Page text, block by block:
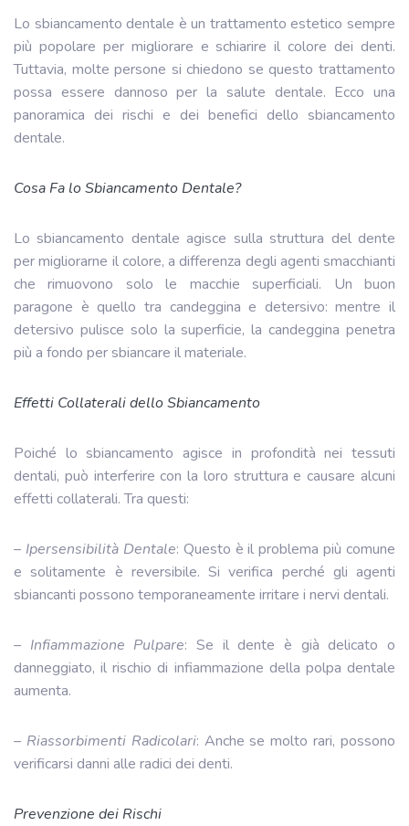
Lo sbiancamento dentale è un trattamento estetico sempre
più popolare per migliorare e schiarire il colore dei denti.
Tuttavia, molte persone si chiedono se questo trattamento
possa essere dannoso per la salute dentale. Ecco una
panoramica dei rischi e dei benefici dello sbiancamento
dentale.
Cosa Fa lo Sbiancamento Dentale?
Lo sbiancamento dentale agisce sulla struttura del dente
per migliorarne il colore, a differenza degli agenti smacchianti
che rimuovono solo le macchie superficiali. Un buon
paragone è quello tra candeggina e detersivo: mentre il
detersivo pulisce solo la superficie, la candeggina penetra
più a fondo per sbiancare il materiale.
Effetti Collaterali dello Sbiancamento
Poiché lo sbiancamento agisce in profondità nei tessuti
dentali, può interferire con la loro struttura e causare alcuni
effetti collaterali. Tra questi:
– Ipersensibilità Dentale: Questo è il problema più comune
e solitamente è reversibile. Si verifica perché gli agenti
sbiancanti possono temporaneamente irritare i nervi dentali.
– Infiammazione Pulpare: Se il dente è già delicato o
danneggiato, il rischio di infiammazione della polpa dentale
aumenta.
– Riassorbimenti Radicolari: Anche se molto rari, possono
verificarsi danni alle radici dei denti.
Prevenzione dei Rischi